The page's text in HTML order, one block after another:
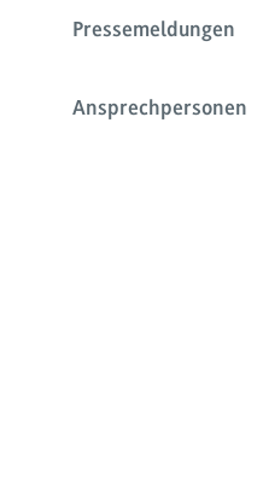
Pressemeldungen
Ansprechpersonen